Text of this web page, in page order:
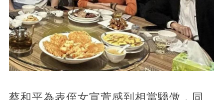
蔡和平為表侄女宣萱感到相當驕傲，同